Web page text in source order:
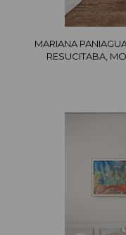
MARIANA
RESUCITABA,